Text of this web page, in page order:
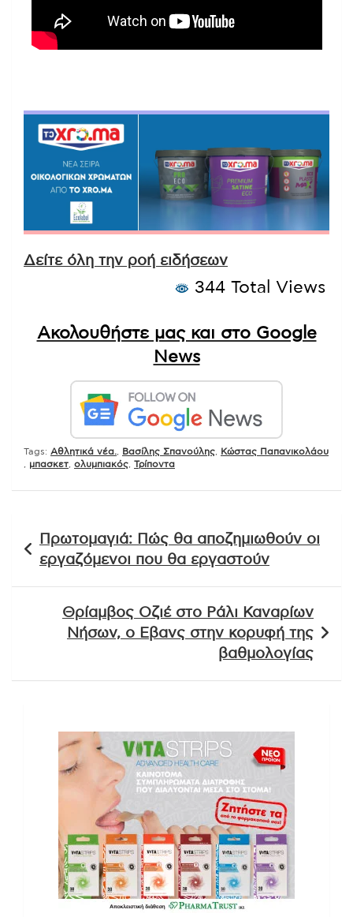
Δείτε όλη την ροή ειδήσεων
344 Total Views
Ακολουθήστε μας και στο Google
News
Tags: Αθλητικά νέα. Βασίλης Σπανούλης
Κώστας Παπανικολάου
μπασκετ ολυμπιακός Τρίποντα
άρθρων
Πρωτομαγιά: Πώς θα αποζημιωθούν οι
εργαζόμενοι που θα εργαστούν
Θρίαμβος Οζιέ στο Ράλι Καναρίων
Νήσων, ο Εβανς στην κορυφή της
βαθμολογίας